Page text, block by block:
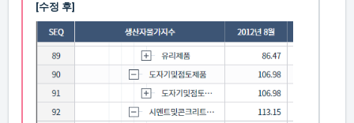
[수정 후]